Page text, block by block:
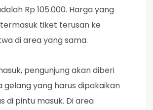
Rp 105.000. Harga yang
tiket terusan ke
di area yang sama.
pengunjung akan diberi
gelang yang harus dipakaikan
di pintu masuk. Di area